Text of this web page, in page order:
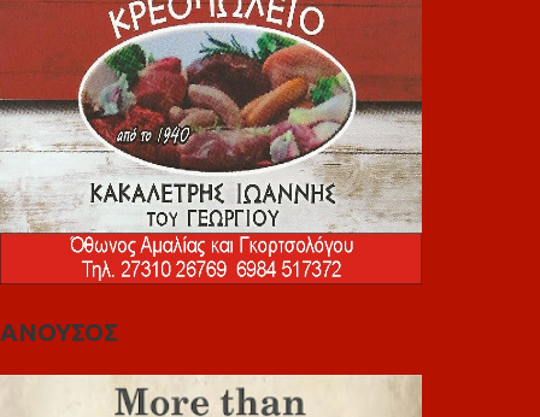
ΑΝΟΥΣΟΣ